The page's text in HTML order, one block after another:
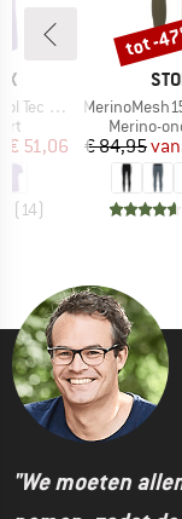
T-Shirt
prijs
€ 51,06
(14)
Artikel
MerinoMesh150
Merino-
€ 84,95
Korting
tot -
"We moeten